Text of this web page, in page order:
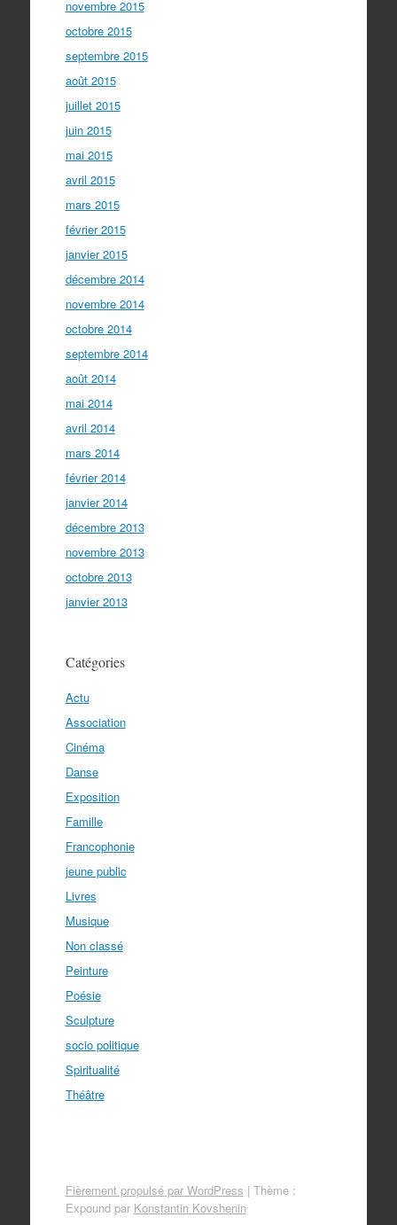
novembre 2015
octobre 2015
septembre 2015
août 2015
juillet 2015
juin 2015
mai 2015
avril 2015
mars 2015
février 2015
janvier 2015
décembre 2014
novembre 2014
octobre 2014
septembre 2014
août 2014
mai 2014
avril 2014
mars 2014
février 2014
janvier 2014
décembre 2013
novembre 2013
octobre 2013
janvier 2013
Catégories
Actu
Association
Cinéma
Danse
Exposition
Famille
Francophonie
jeune public
Livres
Musique
Non classé
Peinture
Poésie
Sculpture
socio politique
Spiritualité
Théâtre
Fièrement propulsé par WordPress | Thème :
Expound par Konstantin Kovshenin